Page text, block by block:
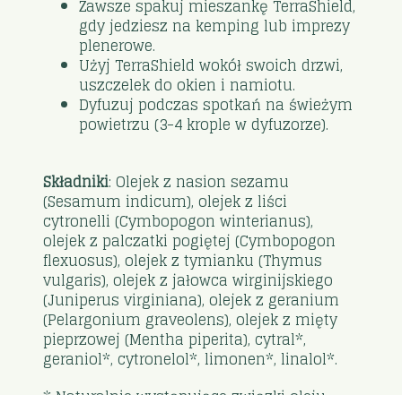
Zawsze spakuj mieszankę TerraShield,
gdy jedziesz na kemping lub imprezy
plenerowe.
Użyj TerraShield wokół swoich drzwi,
uszczelek do okien i namiotu.
Dyfuzuj podczas spotkań na świeżym
powietrzu (3-4 krople w dyfuzorze).
Składniki: Olejek z nasion sezamu
(Sesamum indicum), olejek z liści
cytronelli (Cymbopogon winterianus),
olejek z palczatki pogiętej (Cymbopogon
flexuosus), olejek z tymianku (Thymus
vulgaris), olejek z jałowca wirginijskiego
(Juniperus virginiana), olejek z geranium
(Pelargonium graveolens), olejek z mięty
pieprzowej (Mentha piperita), cytral*,
geraniol*, cytronelol*, limonen*, linalol*.